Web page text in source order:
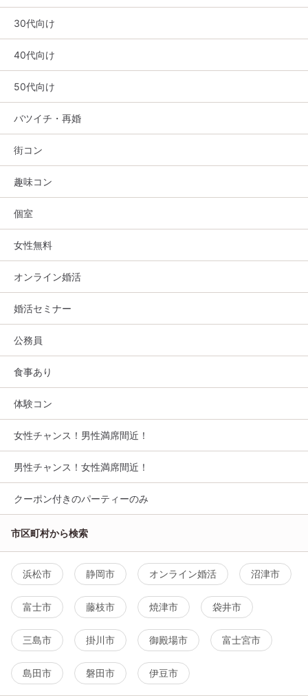
30代向け
40代向け
50代向け
バツイチ・再婚
街コン
趣味コン
個室
女性無料
オンライン婚活
婚活セミナー
公務員
食事あり
体験コン
女性チャンス！男性満席間近！
男性チャンス！女性満席間近！
クーポン付きのパーティーのみ
市区町村から検索
浜松市 静岡市 オンライン婚活 沼津市
富士市 藤枝市 焼津市 袋井市
三島市 掛川市 御殿場市 富士宮市
島田市 磐田市 伊豆市